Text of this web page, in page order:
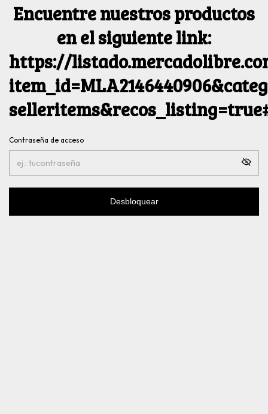
Encuentre nuestros productos
en el siguiente link:
https://
Contraseña de acceso
Desbloquear